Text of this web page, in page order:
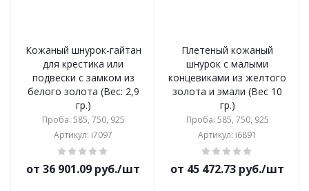
Кожаный шнурок-гайтан
для крестика или
подвески с замком из
белого золота (Вес: 2,9
гр.)
Проба: 585, 750, 925
Артикул: i7097
от 36 901.09 руб./шт
Плетеный кожаный
шнурок с малыми
концевиками из желтого
золота и эмали (Вес 10
гр.)
Проба: 585, 750, 925
Артикул: i6891
от 45 472.73 руб./шт